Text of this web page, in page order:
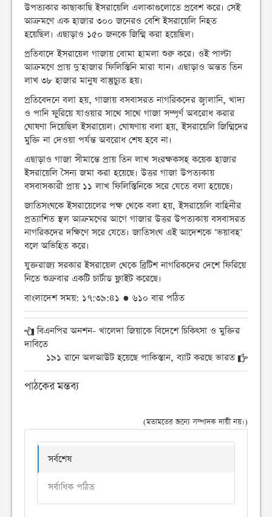
উপত্যকার কাছাকাছি ইসরায়েলি এলাকাগুলোতে প্রবেশ করে। সেই
আক্রমণে এক হাজার ৩০০ জনেরও বেশি ইসরায়েলি নিহত
হয়েছিল। এছাড়াও ১৫০ জনকে জিম্মি করা হয়েছিল।
প্রতিবাদে ইসরায়েল গাজায় বোমা হামলা শুরু করে। ওই পাল্টা
আক্রমণে প্রায় দু’হাজার ফিলিস্তিনি মারা যান। এছাড়াও অন্তত তিন
লাখ ৩৮ হাজার মানুষ বাস্তুচ্যুত হয়।
প্রতিবেদনে বলা হয়, গাজায় বসবাসরত নাগরিকদের জ্বালানি, খাদ্য
ও পানি ফুরিয়ে যাওয়ার সাথে সাথে গাজা সম্পূর্ণ অবরোধ করার
ঘোষণা দিয়েছিল ইসরায়েল। ঘোষণায় বলা হয়, ইসরায়েলি জিম্মিদের
মুক্তি না দেওয়া পর্যন্ত অবরোধ শেষ হবে না।
এছাড়াও গাজা সীমান্তে প্রায় তিন লাখ সংরক্ষকসহ কয়েক হাজার
ইসরায়েলি সৈন্য জমা করা হয়েছে। উত্তর গাজা উপত্যকায়
বসবাসকারী প্রায় ১১ লাখ ফিলিস্তিনিকে সরে যেতে বলা হয়েছে।
জাতিসংঘকে ইসরায়েলের পক্ষ থেকে বলা হয়, ইসরায়েলি বাহিনীর
প্রত্যাশিত স্থল আক্রমণের আগে গাজার উত্তর উপত্যকায় বসবাসরত
নাগরিকদের দক্ষিণে সরে যেতে। জাতিসংঘ এই আদেশকে ‘ভয়াবহ’
বলে অভিহিত করে।
যুক্তরাজ্য সরকার ইসরায়েল থেকে ব্রিটিশ নাগরিকদের দেশে ফিরিয়ে
নিতে শুক্রবার একটি চার্টাড ফ্লাইট করেছে।
বাংলাদেশ সময়: ১৭:৩৯:৪১ ● ৬১০ বার পঠিত
বিএনপির অনশন- খালেদা জিয়াকে বিদেশে চিকিৎসা ও মুক্তির
দাবিতে
১৯১ রানে অলআউট হয়েছে পাকিস্তান, ব্যাট করছে ভারত
পাঠকের মন্তব্য
(মতামতের জন্যে সম্পাদক দায়ী নয়।)
সর্বশেষ
সর্বাধিক পঠিত